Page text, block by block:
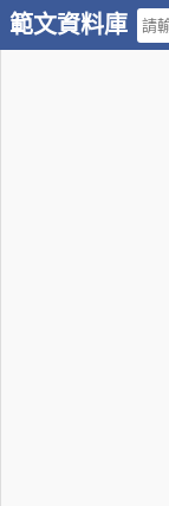
範文資料庫